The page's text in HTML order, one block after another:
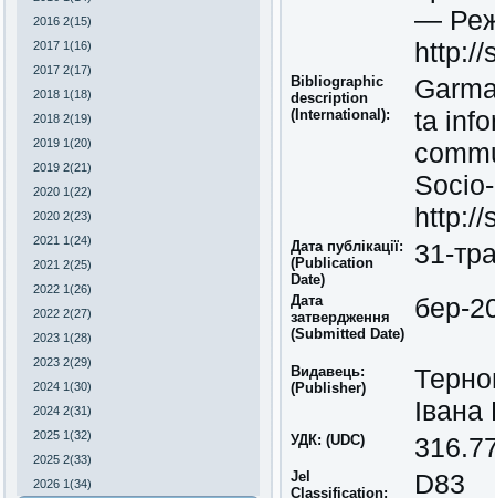
2016 2(15)
2017 1(16)
2017 2(17)
2018 1(18)
2018 2(19)
2019 1(20)
2019 2(21)
2020 1(22)
2020 2(23)
2021 1(24)
2021 2(25)
2022 1(26)
2022 2(27)
2023 1(28)
2023 2(29)
2024 1(30)
2024 2(31)
2025 1(32)
2025 2(33)
2026 1(34)
—
http://
Bibliographic
description
(International):
ta
http://
Дата публікації:
(Publication
Date)
31-
Дата
затвердження
(Submitted Date)
бер-
Видавець:
(Publisher)
УДК: (UDC)
Jel
Classіfіcatіon:
D83